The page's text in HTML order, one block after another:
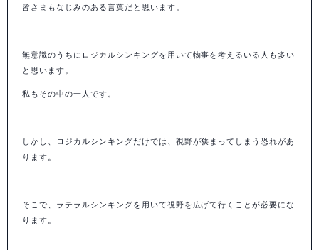
皆さまもなじみのある言葉だと思います。
無意識のうちにロジカルシンキングを用いて物事を考えるいる人も多い
と思います。
私もその中の一人です。
しかし、ロジカルシンキングだけでは、視野が狭まってしまう恐れがあ
ります。
そこで、ラテラルシンキングを用いて視野を広げて行くことが必要にな
ります。